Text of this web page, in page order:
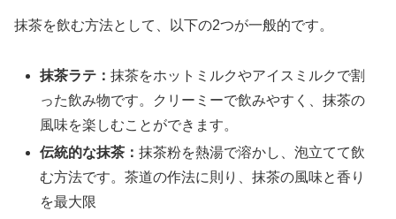
抹茶を飲む方法として、以下の2つが一般的です。
抹茶ラテ：抹茶をホットミルクやアイスミルクで割
った飲み物です。クリーミーで飲みやすく、抹茶の
風味を楽しむことができます。
伝統的な抹茶：抹茶粉を熱湯で溶かし、泡立てて飲
む方法です。茶道の作法に則り、抹茶の風味と香り
を最大限